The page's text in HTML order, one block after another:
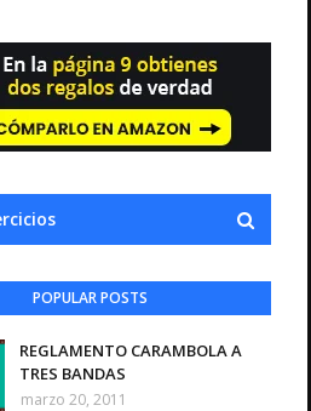
POPULAR POSTS
REGLAMENTO CARAMBOLA A
TRES BANDAS
marzo 20, 2011